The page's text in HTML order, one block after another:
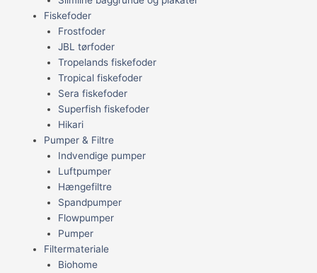
Fiskefoder
Frostfoder
JBL tørfoder
Tropelands fiskefoder
Tropical fiskefoder
Sera fiskefoder
Superfish fiskefoder
Hikari
Pumper & Filtre
Indvendige pumper
Luftpumper
Hængefiltre
Spandpumper
Flowpumper
Pumper
Filtermateriale
Biohome